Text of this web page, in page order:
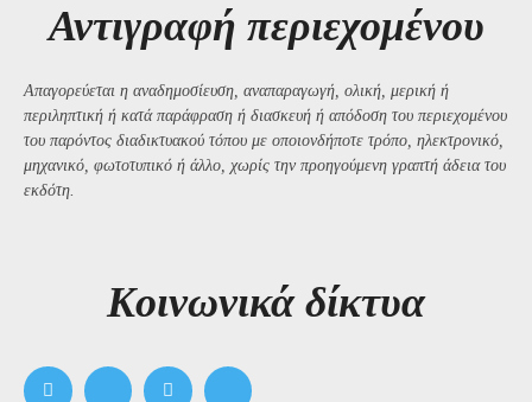
Αντιγραφή περιεχομένου
Απαγορεύεται η αναδημοσίευση, αναπαραγωγή, ολική, μερική ή
περιληπτική ή κατά παράφραση ή διασκευή ή απόδοση του περιεχομένου
του παρόντος διαδικτυακού τόπου με οποιονδήποτε τρόπο, ηλεκτρονικό,
μηχανικό, φωτοτυπικό ή άλλο, χωρίς την προηγούμενη γραπτή άδεια του
εκδότη.
Kοινωνικά δίκτυα